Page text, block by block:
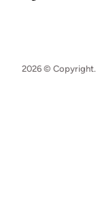
2026 © Copyright.